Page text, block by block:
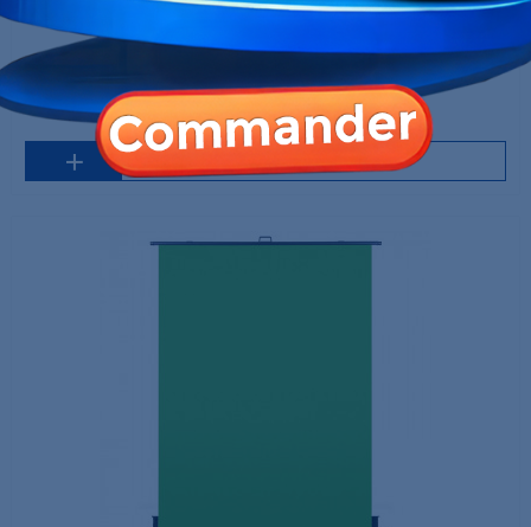
Elgato Wave Panels Starter Kit (Noir)
1 699,00 MAD
1 999,00 MAD
Sur commande 2 à 3 jours